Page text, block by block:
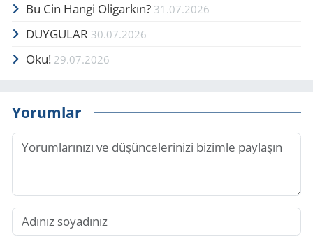
Bu Cin Hangi Oligarkın? 31.07.2026
DUYGULAR 30.07.2026
Oku! 29.07.2026
Yorumlar